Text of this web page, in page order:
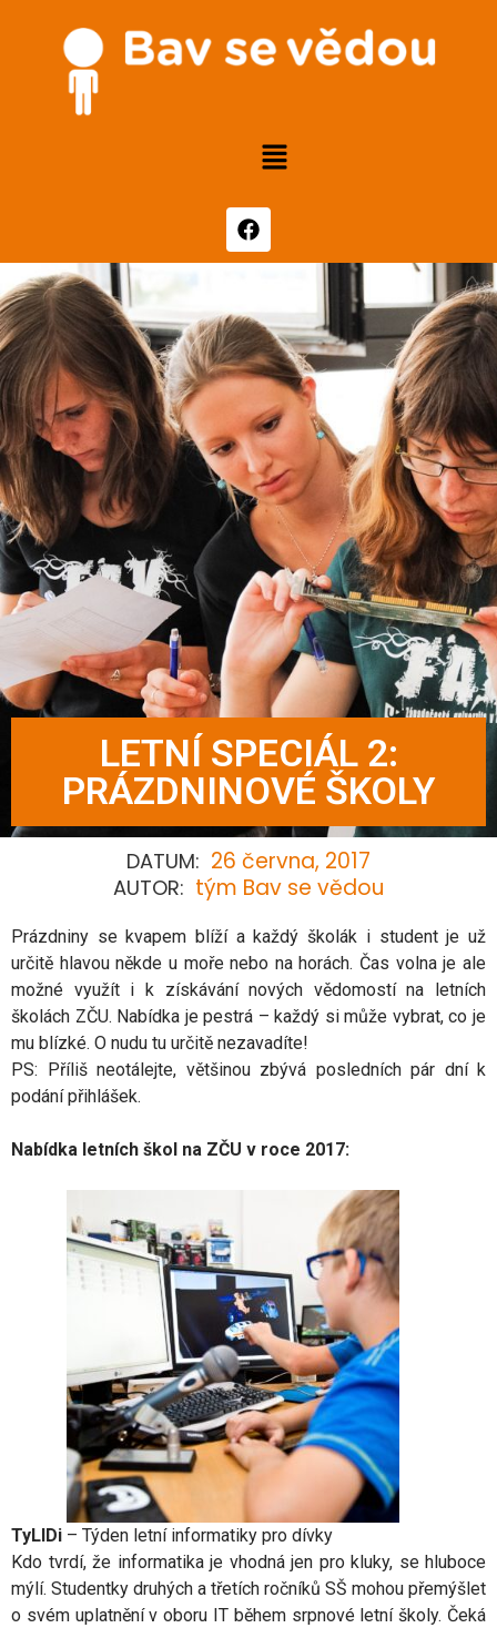
LETNÍ SPECIÁL 2:
PRÁZDNINOVÉ ŠKOLY
DATUM: 26 června, 2017
AUTOR: tým Bav se vědou
Prázdniny se kvapem blíží a každý školák i student je už
určitě hlavou někde u moře nebo na horách. Čas volna je ale
možné využít i k získávání nových vědomostí na letních
školách ZČU. Nabídka je pestrá – každý si může vybrat, co je
mu blízké. O nudu tu určitě nezavadíte!
PS: Příliš neotálejte, většinou zbývá posledních pár dní k
podání přihlášek.
Nabídka letních škol na ZČU v roce 2017:
TyLIDi – Týden letní informatiky pro dívky
Kdo tvrdí, že informatika je vhodná jen pro kluky, se hluboce
mýlí. Studentky druhých a třetích ročníků SŠ mohou přemýšlet
o svém uplatnění v oboru IT během srpnové letní školy. Čeká